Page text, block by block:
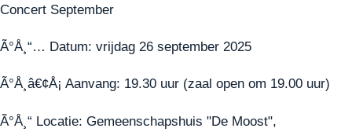
Concert September
Ã°Å¸“… Datum: vrijdag 26 september 2025
Ã°Å¸â€¢Å¡ Aanvang: 19.30 uur (zaal open om 19.00 uur)
Ã°Å¸“ Locatie: Gemeenschapshuis "De Moost",